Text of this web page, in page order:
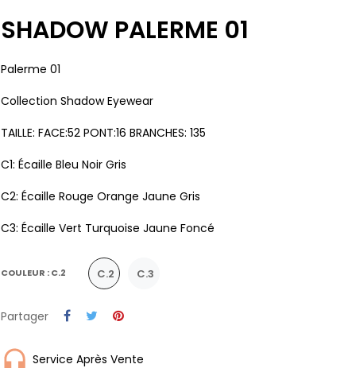
SHADOW PALERME 01
Palerme 01
Collection Shadow Eyewear
TAILLE: FACE:52 PONT:16 BRANCHES: 135
C1: Écaille Bleu Noir Gris
C2: Écaille Rouge Orange Jaune Gris
C3: Écaille Vert Turquoise Jaune Foncé
COULEUR : C.2 C.2 C.3
Partager
Service Après Vente